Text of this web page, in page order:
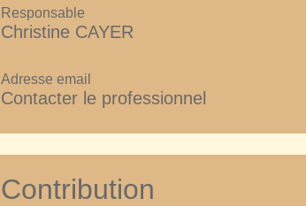
Responsable
Christine CAYER
Adresse email
Contacter le professionnel
Contribution